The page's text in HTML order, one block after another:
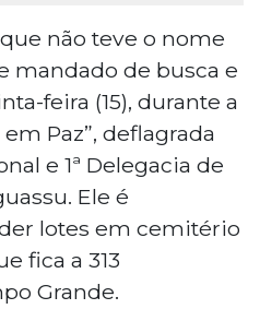
não teve o nome
mandado de busca e
feira (15), durante a
Paz”, deflagrada
e 1ª Delegacia de
Ele é
lotes em cemitério
fica a 313
Grande.